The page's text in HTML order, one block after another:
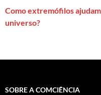
Como extremófilos
universo?
SOBRE A COMCIÊNCIA